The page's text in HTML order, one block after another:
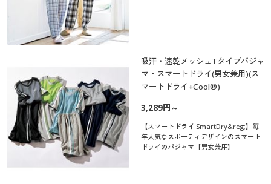
吸汗・速乾メッシュTタイプパジャ
マ・スマートドライ(男女兼用)(ス
マートドライ+Cool®)
3,289円～
【スマートドライ SmartDry&reg;】毎
年人気なスポーティデザインのスマート
ドライのパジャマ【男女兼用】